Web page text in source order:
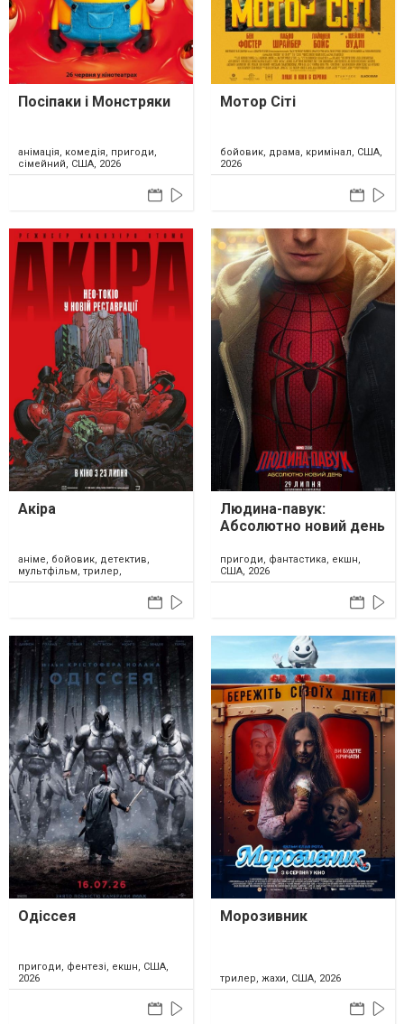
Посіпаки і Монстряки
анімація, комедія, пригоди,
сімейний, США, 2026
Мотор Сіті
бойовик, драма, кримінал, США,
2026
Акіра
аніме, бойовик, детектив,
мультфільм, трилер,
фантастика, Японія, 2026
Людина-павук:
Абсолютно новий день
пригоди, фантастика, екшн,
США, 2026
Одіссея
пригоди, фентезі, екшн, США,
2026
Морозивник
трилер, жахи, США, 2026